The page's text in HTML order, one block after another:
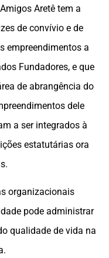
Aretê tem a
de convívio e de
empreendimentos a
Fundadores, e que
de abrangência do
dele
a ser integrados à
estatutárias ora
organizacionais
pode administrar
qualidade de vida na